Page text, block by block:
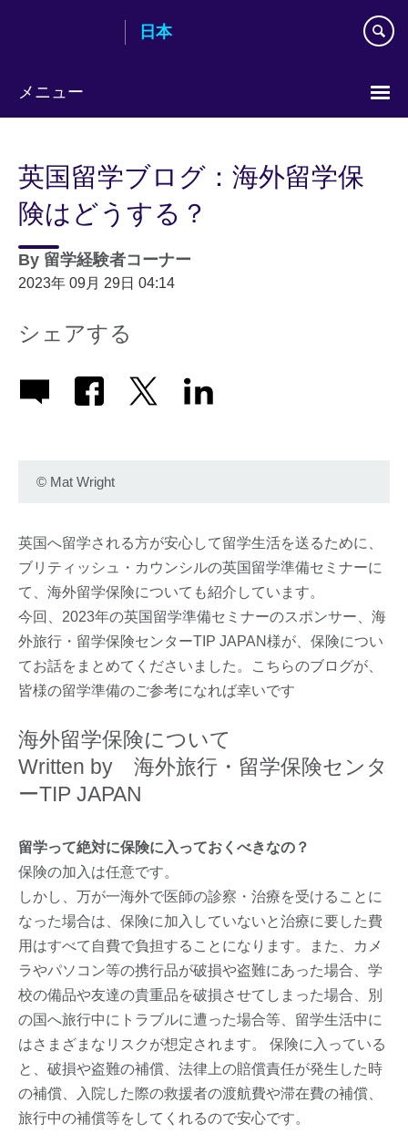
content
日本
メニュー
英国留学ブログ：海外留学保
険はどうする？
By 留学経験者コーナー
2023年 09月 29日 04:14
シェアする
© Mat Wright
英国へ留学される方が安心して留学生活を送るために、
ブリティッシュ・カウンシルの英国留学準備セミナーに
て、海外留学保険についても紹介しています。
今回、2023年の英国留学準備セミナーのスポンサー、海
外旅行・留学保険センターTIP JAPAN様が、保険につい
てお話をまとめてくださいました。こちらのブログが、
皆様の留学準備のご参考になれば幸いです
海外留学保険について
Written by 海外旅行・留学保険センタ
ーTIP JAPAN
留学って絶対に保険に入っておくべきなの？
保険の加入は任意です。
しかし、万が一海外で医師の診察・治療を受けることに
なった場合は、保険に加入していないと治療に要した費
用はすべて自費で負担することになります。また、カメ
ラやパソコン等の携行品が破損や盗難にあった場合、学
校の備品や友達の貴重品を破損させてしまった場合、別
の国へ旅行中にトラブルに遭った場合等、留学生活中に
はさまざまなリスクが想定されます。 保険に入っている
と、破損や盗難の補償、法律上の賠償責任が発生した時
の補償、入院した際の救援者の渡航費や滞在費の補償、
旅行中の補償等をしてくれるので安心です。